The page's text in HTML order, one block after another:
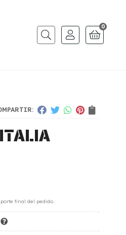
Buscar
0
final del pedido.